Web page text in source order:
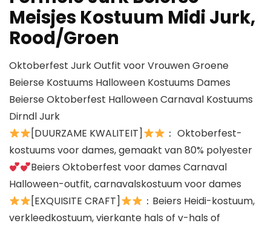
Meisjes Kostuum Midi Jurk,
Rood/Groen
Oktoberfest Jurk Outfit voor Vrouwen Groene
Beierse Kostuums Halloween Kostuums Dames
Beierse Oktoberfest Halloween Carnaval Kostuums
Dirndl Jurk
[DUURZAME KWALITEIT]
： Oktoberfest-
kostuums voor dames, gemaakt van 80% polyester
Beiers Oktoberfest voor dames Carnaval
Halloween-outfit, carnavalskostuum voor dames
[EXQUISITE CRAFT]
：Beiers Heidi-kostuum,
verkleedkostuum, vierkante hals of v-hals of